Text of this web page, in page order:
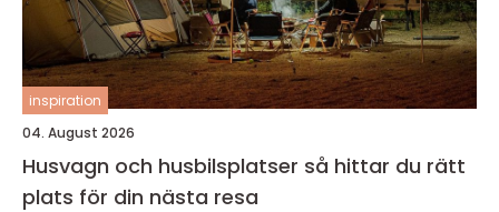
inspiration
04. August 2026
Husvagn och husbilsplatser så hittar du rätt
plats för din nästa resa